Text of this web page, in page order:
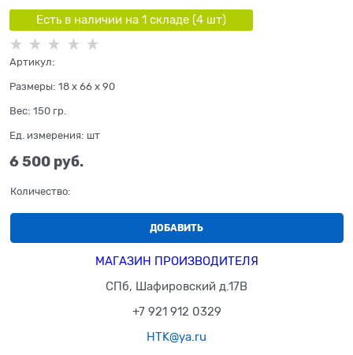
Есть в наличии на 1 складe (4шт)
Артикул:
Размеры: 18 x 66 x 90
Вес: 150 гр.
Ед. измерения: шт
6 500 руб.
Количество:
ДОБАВИТЬ
МАГАЗИН ПРОИЗВОДИТЕЛЯ
СПб, Шафировский д.17В
+7 921 912 0329
HTK@ya.ru